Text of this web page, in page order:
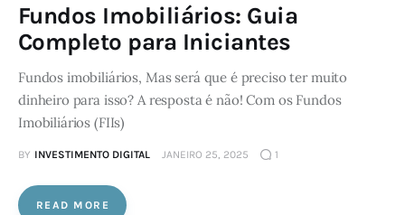
Fundos Imobiliários: Guia
Completo para Iniciantes
Fundos imobiliários, Mas será que é preciso ter muito
dinheiro para isso? A resposta é não! Com os Fundos
Imobiliários (FIIs)
BY INVESTIMENTO DIGITAL JANEIRO 25, 2025 1
READ MORE